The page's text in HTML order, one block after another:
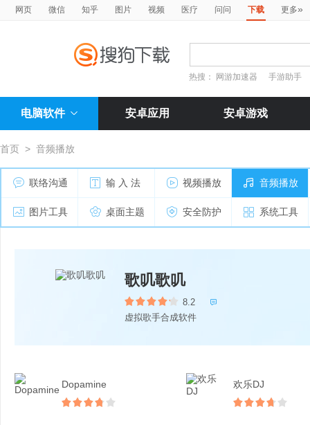
网页 微信 知乎 图片 视频 医疗 问问 下载 更多»
热搜： 网游加速器 手游助手
电脑软件 安卓应用 安卓游戏
首页 > 音频播放
联络沟通 输 入 法 视频播放 音频播放
图片工具 桌面主题 安全防护 系统工具
歌叽歌叽
8.2 
虚拟歌手合成软件
Dopamine 欢乐DJ